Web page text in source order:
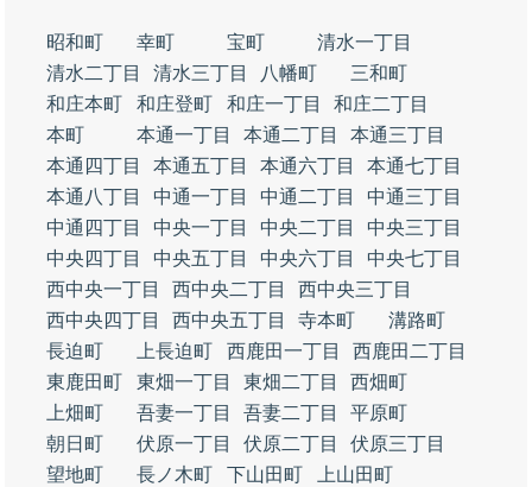
昭和町 幸町 宝町
清水一丁目
清水二丁目
清水三丁目 八幡町
三和町
和庄本町
和庄登町 和庄一丁目
和庄二丁目
本町
本通一丁目 本通二丁目
本通三丁目
本通四丁目
本通五丁目 本通六丁目
本通七丁目
本通八丁目
中通一丁目 中通二丁目
中通三丁目
中通四丁目
中央一丁目 中央二丁目
中央三丁目
中央四丁目
中央五丁目 中央六丁目
中央七丁目
西中央一丁目
西中央二丁目
西中央三丁目
西中央四丁目
西中央五丁目 寺本町
溝路町
長迫町
上長迫町 西鹿田一丁目
西鹿田二丁目
東鹿田町
東畑一丁目 東畑二丁目
西畑町
上畑町
吾妻一丁目 吾妻二丁目
平原町
朝日町
伏原一丁目 伏原二丁目
伏原三丁目
望地町
長ノ木町 下山田町
上山田町